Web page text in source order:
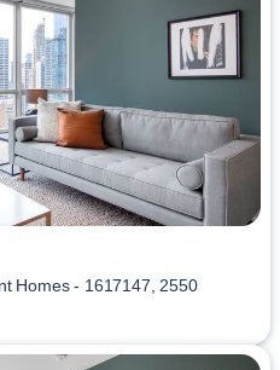
Homes - 1617147, 2550